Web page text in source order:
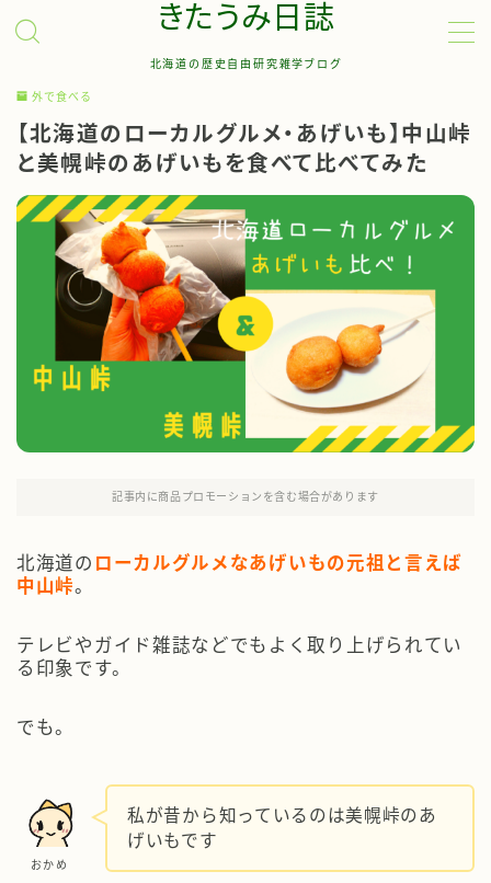
きたうみ日誌
北海道の歴史自由研究雑学ブログ
お問い合わせ
管理人について
サイトマップ
外で食べる
【北海道のローカルグルメ・あげいも】中山峠
と美幌峠のあげいもを食べて比べてみた
記事内に商品プロモーションを含む場合があります
北海道の ローカルグルメなあげいもの元祖と言えば
中山峠。
テレビやガイド雑誌などでもよく取り上げられてい
る印象です。
でも。
おかめ
私が昔から知っているのは美幌峠のあ
げいもです